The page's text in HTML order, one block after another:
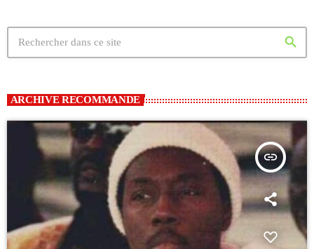
search
ARCHIVE RECOMMANDE
insert_link